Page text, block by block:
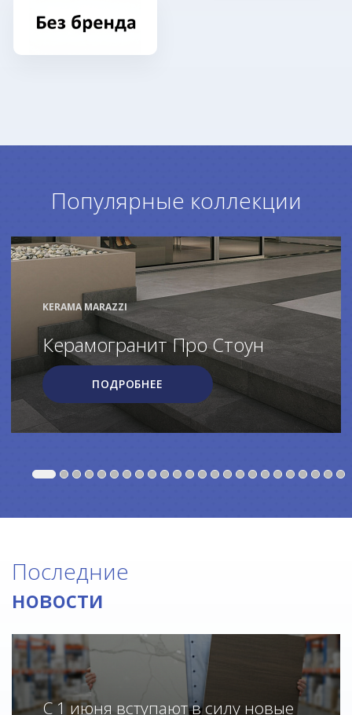
Популярные коллекции
KERAMA MARAZZI
Керамогранит Про Стоун
ПОДРОБНЕЕ
Последние
новости
С 1 июня вступают в силу новые